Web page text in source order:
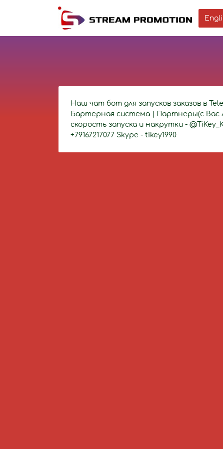
Наш чат бот для запусков заказов в
Бартерная система | Партнеры(с Вас
скорость запуска и накрутки -
+79167217077 Skype - tikey1990